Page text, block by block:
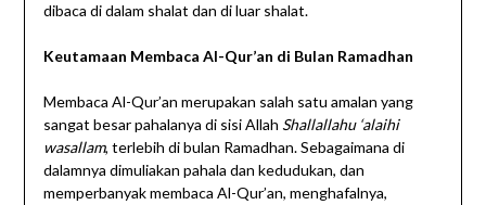
dibaca di dalam shalat dan di luar shalat.
Keutamaan Membaca Al-Qur’an di Bulan Ramadhan
Membaca Al-Qur’an merupakan salah satu amalan yang
sangat besar pahalanya di sisi Allah Shallallahu ‘alaihi
wasallam, terlebih di bulan Ramadhan. Sebagaimana di
dalamnya dimuliakan pahala dan kedudukan, dan
memperbanyak membaca Al-Qur’an, menghafalnya,